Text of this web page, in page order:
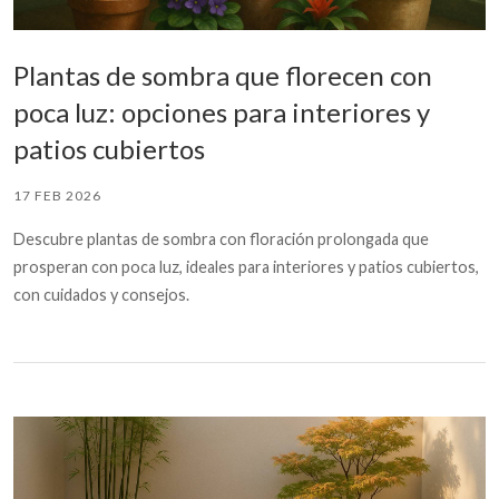
Plantas de sombra que florecen con
poca luz: opciones para interiores y
patios cubiertos
17 FEB 2026
Descubre plantas de sombra con floración prolongada que
prosperan con poca luz, ideales para interiores y patios cubiertos,
con cuidados y consejos.